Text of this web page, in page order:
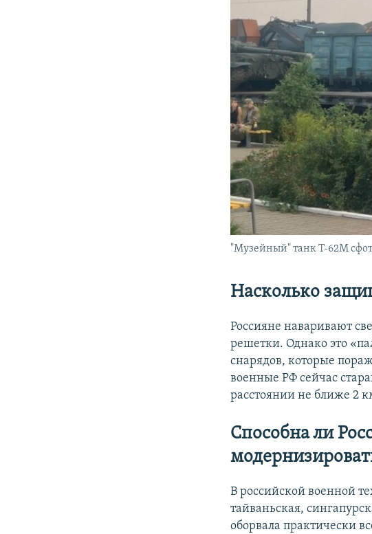
"Музейный" танк Т-62М
Насколько
Россияне наваривают
решетки. Однако это
снарядов, которые
военные РФ сейчас
расстоянии не ближе 2
Способна ли
В российской военной
тайваньская,
оборвала практически